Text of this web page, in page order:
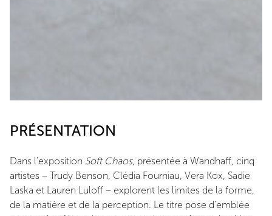
PRÉSENTATION
Dans l’exposition Soft Chaos, présentée à Wandhaff, cinq
artistes – Trudy Benson, Clédia Fourniau, Vera Kox, Sadie
Laska et Lauren Luloff – explorent les limites de la forme,
de la matière et de la perception. Le titre pose d’emblée